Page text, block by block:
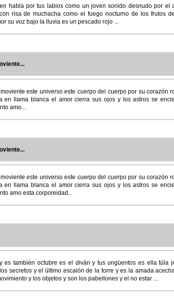
habla por tus labios como un joven sonido desnudo por el
risa de muchacha como el fuego nocturno de los frutos
su voz bajo la lluvia es un pescado rojo ...
este universo este cuerpo del cuerpo por su corazón
en llama blanca el amor cierra sus ojos y los astros se
amo...
este universo este cuerpo del cuerpo por su corazón
en llama blanca el amor cierra sus ojos y los astros se
amo esta corporeidad...
y es también octubre es el diván y tus ungüentos es ella túla
secretos y el último escalón de la torre y es la amada
y los objetos y son los pabellones y el no estar ...